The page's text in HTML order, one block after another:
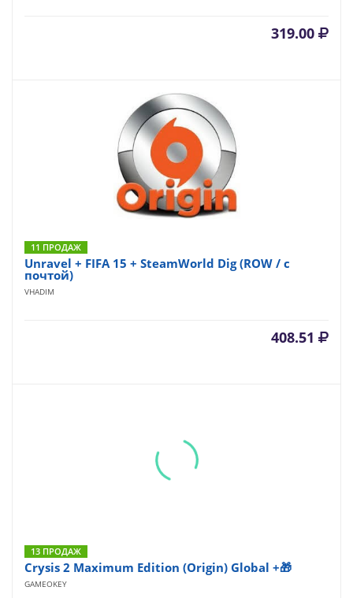
319.00
11 ПРОДАЖ
Unravel + FIFA 15 + SteamWorld Dig (ROW / с
почтой)
VHADIM
408.51
13 ПРОДАЖ
Crysis 2 Maximum Edition (Origin) Global +🎁
GAMEOKEY